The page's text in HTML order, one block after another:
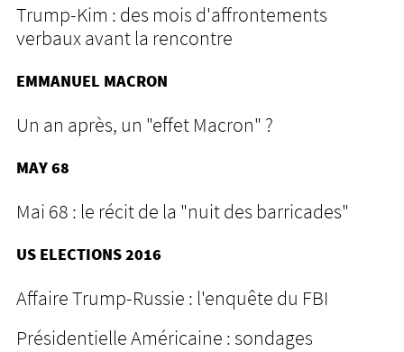
Trump-Kim : des mois d'affrontements
verbaux avant la rencontre
EMMANUEL MACRON
Un an après, un "effet Macron" ?
MAY 68
Mai 68 : le récit de la "nuit des barricades"
US ELECTIONS 2016
Affaire Trump-Russie : l'enquête du FBI
Présidentielle Américaine : sondages